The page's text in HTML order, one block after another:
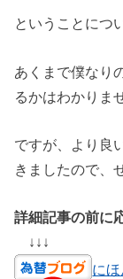
ということにつ
あくまで僕なり
るかはわかりま
ですが、より良
きましたので、
詳細記事の前に
↓↓↓
に